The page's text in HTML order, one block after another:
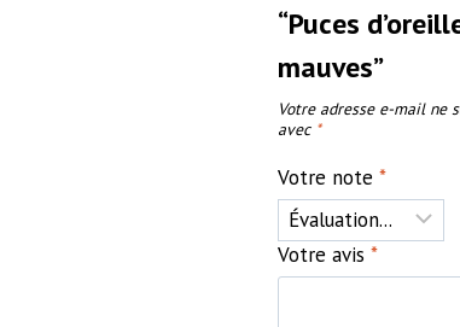
“Puces
mauves”
Votre adresse e-mail ne
avec *
Votre note *
Votre avis *